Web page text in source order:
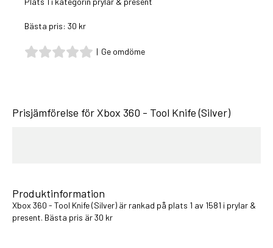
Bästa pris: 30 kr
| Ge omdöme
Prisjämförelse för Xbox 360 - Tool Knife (Silver)
Produktinformation
Xbox 360 - Tool Knife (Silver) är rankad på plats 1 av 1581 i prylar &
present. Bästa pris är 30 kr